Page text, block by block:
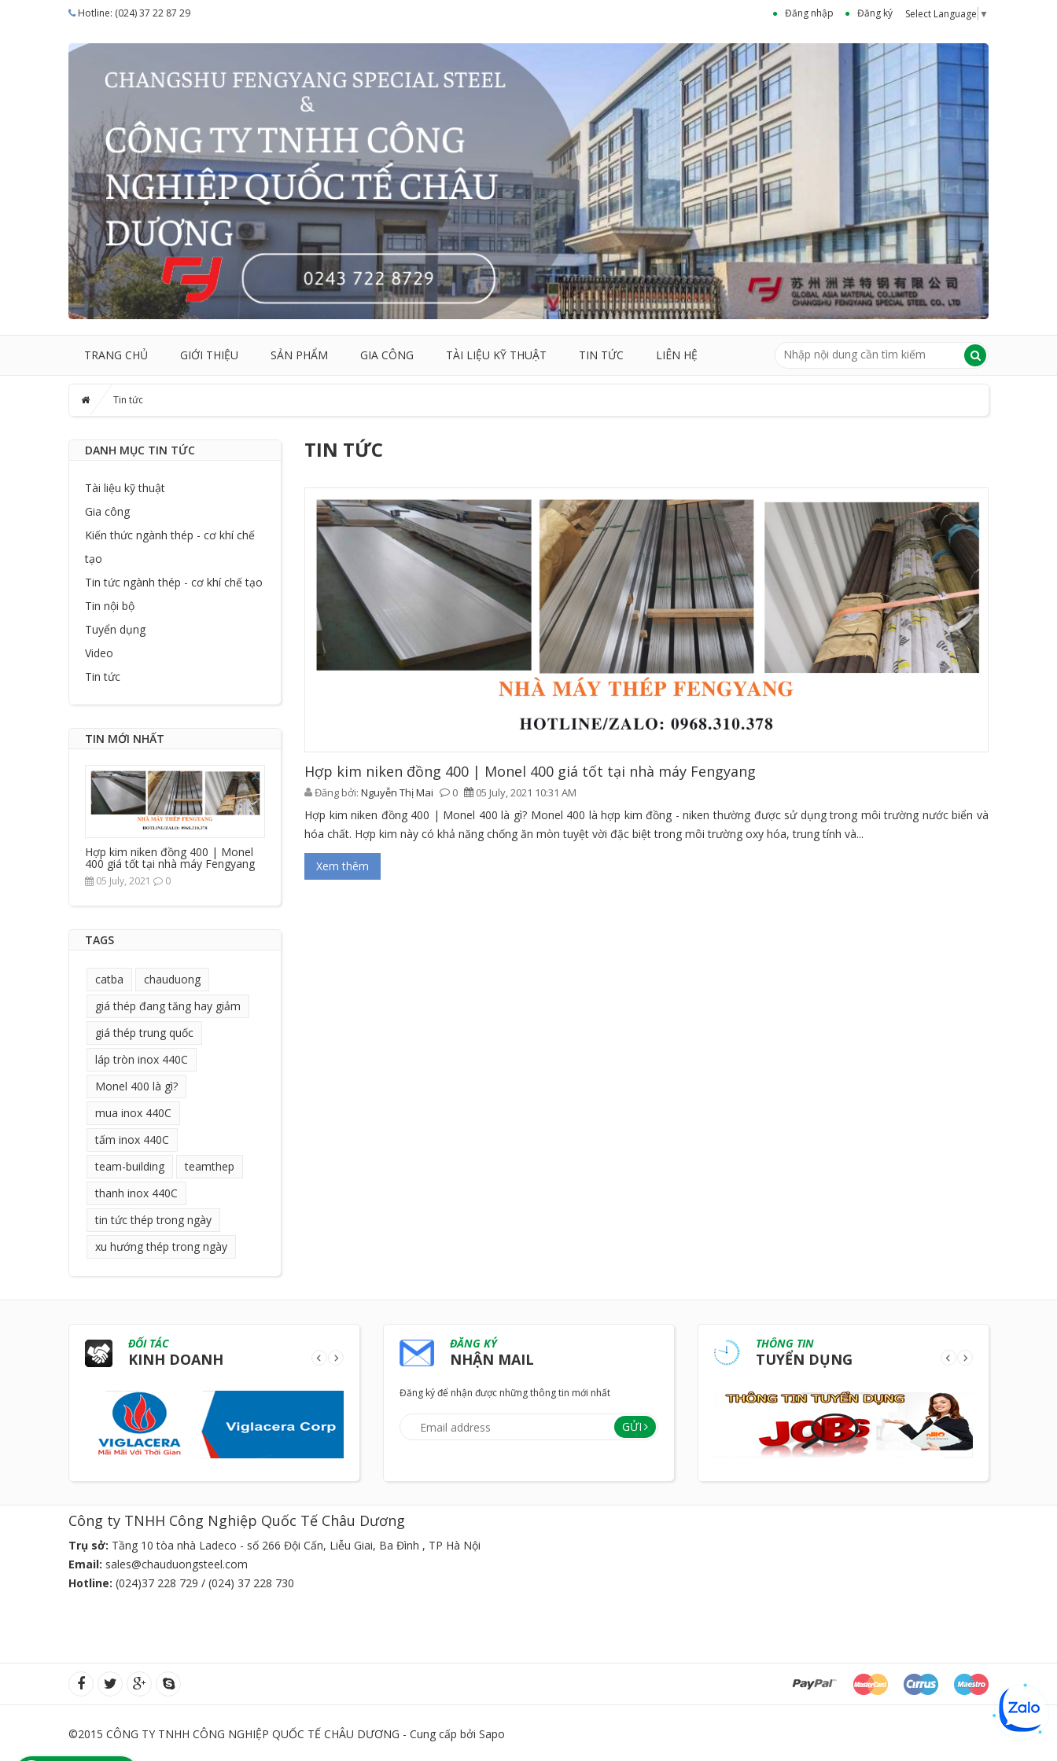
Hotline: (024) 37 22 87 29 Đăng nhập Đăng ký Select Language ▼
TRANG CHỦ GIỚI THIỆU SẢN PHẨM GIA CÔNG TÀI LIỆU KỸ THUẬT TIN TỨC LIÊN HỆ
Tin tức
DANH MỤC TIN TỨC
Tài liệu kỹ thuật
Gia công
Kiến thức ngành thép - cơ khí chế
tạo
Tin tức ngành thép - cơ khí chế tạo
Tin nội bộ
Tuyển dụng
Video
Tin tức
TIN MỚI NHẤT
Hợp kim niken đồng 400 | Monel
400 giá tốt tại nhà máy Fengyang
05 July, 2021 0
TAGS
catba
chauduong
giá thép đang tăng hay giảm
giá thép trung quốc
láp tròn inox 440C
Monel 400 là gì?
mua inox 440C
tấm inox 440C
team-building
teamthep
thanh inox 440C
tin tức thép trong ngày
xu hướng thép trong ngày
TIN TỨC
Hợp kim niken đồng 400 | Monel 400 giá tốt tại nhà máy Fengyang
Đăng bởi: Nguyễn Thị Mai 0 05 July, 2021 10:31 AM
Hợp kim niken đồng 400 | Monel 400 là gì? Monel 400 là hợp kim đồng - niken thường được sử dụng trong môi trường nước biển và
hóa chất. Hợp kim này có khả năng chống ăn mòn tuyệt vời đặc biệt trong môi trường oxy hóa, trung tính và...
Xem thêm
ĐỐI TÁC
KINH DOANH
ĐĂNG KÝ
NHẬN MAIL
Đăng ký để nhận được những thông tin mới nhất
GỬI
THÔNG TIN
TUYỂN DỤNG
Công ty TNHH Công Nghiệp Quốc Tế Châu Dương
Trụ sở: Tầng 10 tòa nhà Ladeco - số 266 Đội Cấn, Liễu Giai, Ba Đình , TP Hà Nội
Email: sales@chauduongsteel.com
Hotline: (024)37 228 729 / (024) 37 228 730
©2015 CÔNG TY TNHH CÔNG NGHIỆP QUỐC TẾ CHÂU DƯƠNG - Cung cấp bởi Sapo